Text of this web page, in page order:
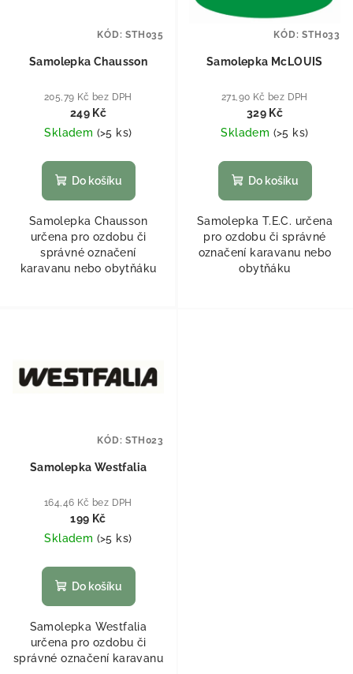
Samolepka Chausson
205,79 Kč bez DPH
249 Kč
Skladem (>5 ks)
Do košíku
Samolepka Chausson
určena pro ozdobu či
správné označení
karavanu nebo obytňáku
KÓD:STH035
Samolepka McLOUIS
271,90 Kč bez DPH
329 Kč
Skladem (>5 ks)
Do košíku
Samolepka T.E.C. určena
pro ozdobu či správné
označení karavanu nebo
obytňáku
KÓD:STH033
Samolepka Westfalia
164,46 Kč bez DPH
199 Kč
Skladem (>5 ks)
Do košíku
Samolepka Westfalia
určena pro ozdobu či
správné označení karavanu
KÓD:STH023